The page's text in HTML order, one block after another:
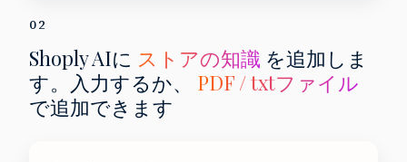
02
Shoply AIに ストアの知識 を追加しま
す。入力するか、
PDF / txtファイル
で追加できます